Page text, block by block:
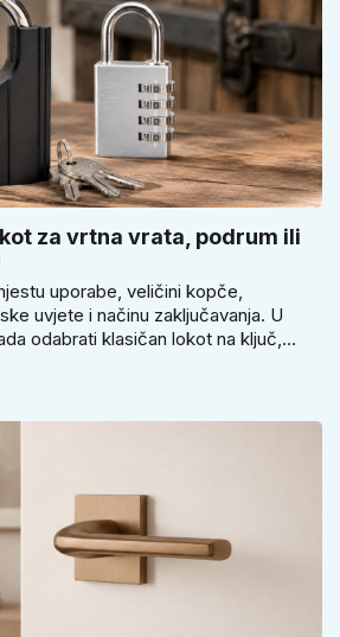
za vrtna vrata, podrum ili
uporabe, veličini kopče,
uvjete i načinu zaključavanja. U
odabrati klasičan lokot na ključ,
vrtne kućice ne isplati voditi samo